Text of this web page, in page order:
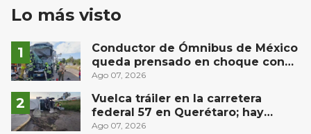
Lo más visto
Conductor de Ómnibus de México
queda prensado en choque con
materialista en San Juan del Río
Ago 07, 2026
Vuelca tráiler en la carretera
federal 57 en Querétaro; hay
derrame de combustible
Ago 07, 2026